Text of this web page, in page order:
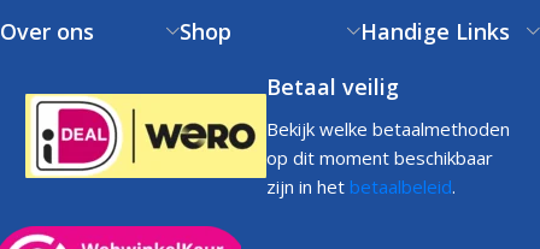
Over ons Shop
Handige Links
Betaal veilig
Bekijk welke betaalmethoden
op dit moment beschikbaar
zijn in het betaalbeleid.